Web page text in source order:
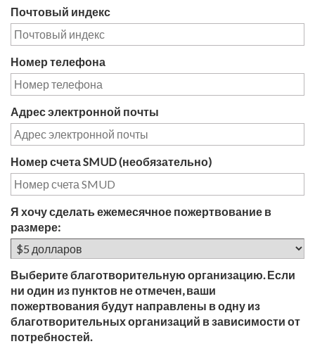
Почтовый индекс
Номер телефона
Адрес электронной почты
Номер счета SMUD (необязательно)
Я хочу сделать ежемесячное пожертвование в
размере:
Выберите благотворительную организацию. Если
ни один из пунктов не отмечен, ваши
пожертвования будут направлены в одну из
благотворительных организаций в зависимости от
потребностей.